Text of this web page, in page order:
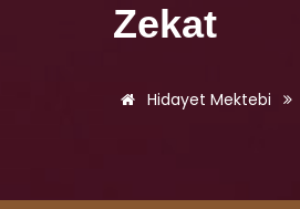
Zekat
Hidayet Mektebi